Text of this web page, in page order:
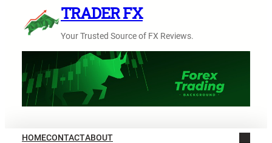
TRADER FX
Your Trusted Source of FX Reviews.
HOMECONTACTABOUT